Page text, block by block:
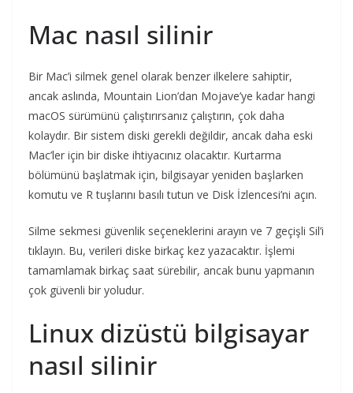
Mac nasıl silinir
Bir Mac’i silmek genel olarak benzer ilkelere sahiptir,
ancak aslında, Mountain Lion’dan Mojave’ye kadar hangi
macOS sürümünü çalıştırırsanız çalıştırın, çok daha
kolaydır. Bir sistem diski gerekli değildir, ancak daha eski
Mac’ler için bir diske ihtiyacınız olacaktır. Kurtarma
bölümünü başlatmak için, bilgisayar yeniden başlarken
komutu ve R tuşlarını basılı tutun ve Disk İzlencesi’ni açın.
Silme sekmesi güvenlik seçeneklerini arayın ve 7 geçişli Sil’i
tıklayın. Bu, verileri diske birkaç kez yazacaktır. İşlemi
tamamlamak birkaç saat sürebilir, ancak bunu yapmanın
çok güvenli bir yoludur.
Linux dizüstü bilgisayar
nasıl silinir